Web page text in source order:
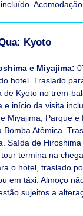
Kyoto
e Miyajima:
hotel. Traslado
de Kyoto no trem-
e início da visita
Miyajima, Parque e
Bomba Atômica.
Saída de
termina na
o hotel, traslado
em táxi. Almoço
sujeitos a